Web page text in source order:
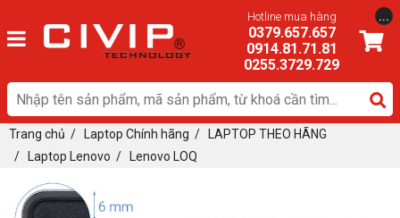
Hotline mua hàng
0379.657.657
0914.81.71.81
0255.3729.729
...
Trang chủ / Laptop Chính hãng /
LAPTOP THEO HÃNG
/
Laptop Lenovo / Lenovo LOQ